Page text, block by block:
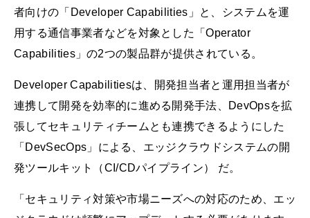
者向けの「Developer Capabilities」と、システムを運
用する通信事業者などを対象とした「Operator
Capabilities」の2つの製品群が提供されている。
Developer Capabilitiesは、開発担当者と運用担当者が
連携して開発を効率的に進める開発手法、DevOpsを拡
張してセキュリティチームとも連携できるようにした
「DevSecOps」による、エッジクラウドシステムの開
発ツールキット（CI/CDパイプライン） だ。
「セキュリティ対策や市場ニーズへの対応のため、エッ